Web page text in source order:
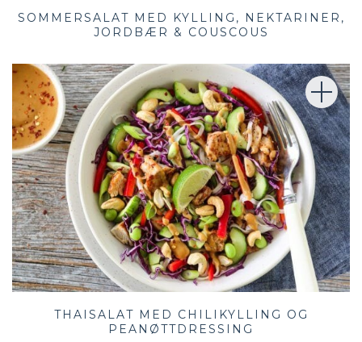
SOMMERSALAT MED KYLLING, NEKTARINER,
JORDBÆR & COUSCOUS
THAISALAT MED CHILIKYLLING OG
PEANØTTDRESSING